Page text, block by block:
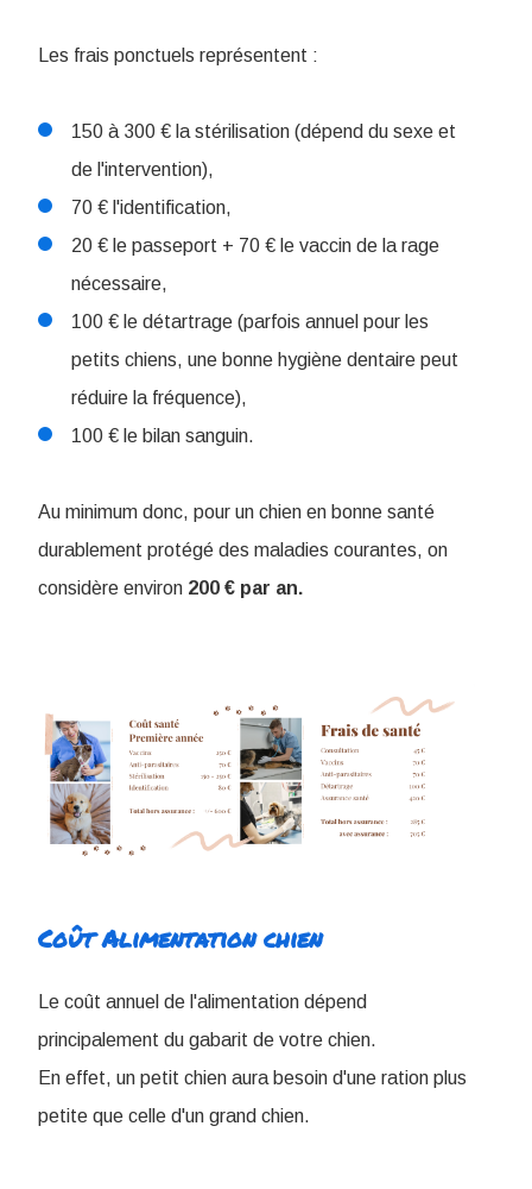
Les frais ponctuels représentent :
150 à 300 € la stérilisation (dépend du sexe et
de l'intervention),
70 € l'identification,
20 € le passeport + 70 € le vaccin de la rage
nécessaire,
100 € le détartrage (parfois annuel pour les
petits chiens, une bonne hygiène dentaire peut
réduire la fréquence),
100 € le bilan sanguin.
Au minimum donc, pour un chien en bonne santé
durablement protégé des maladies courantes, on
considère environ 200 € par an.
Coût Alimentation chien
Le coût annuel de l'alimentation dépend
principalement du gabarit de votre chien.
En effet, un petit chien aura besoin d'une ration plus
petite que celle d'un grand chien.